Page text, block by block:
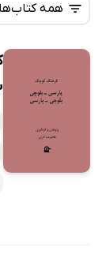
همه کتاب‌ها
کتاب‌های